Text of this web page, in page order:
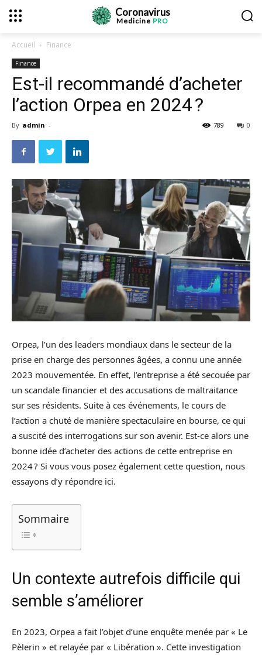
Coronavirus
MedicinePRO
Accueil Finance
Finance
Est-il recommandé d’acheter
l’action Orpea en 2024 ?
By admin - 0
789
Orpea, l’un des leaders mondiaux dans le secteur de la
prise en charge des personnes âgées, a connu une année
2023 mouvementée. En effet, l’entreprise a été secouée par
un scandale financier et des accusations de maltraitance
sur ses résidents. Suite à ces événements, le cours de
l’action a chuté de manière spectaculaire en bourse, ce qui
a suscité des interrogations sur son avenir. Est-ce alors une
bonne idée d’acheter des actions de cette entreprise en
2024 ? Si vous vous posez également cette question, nous
essayons d’y répondre ici.
Sommaire
Un contexte autrefois difficile qui
semble s’améliorer
En 2023, Orpea a fait l’objet d’une enquête menée par « Le
Pèlerin » et relayée par « Libération ». Cette investigation